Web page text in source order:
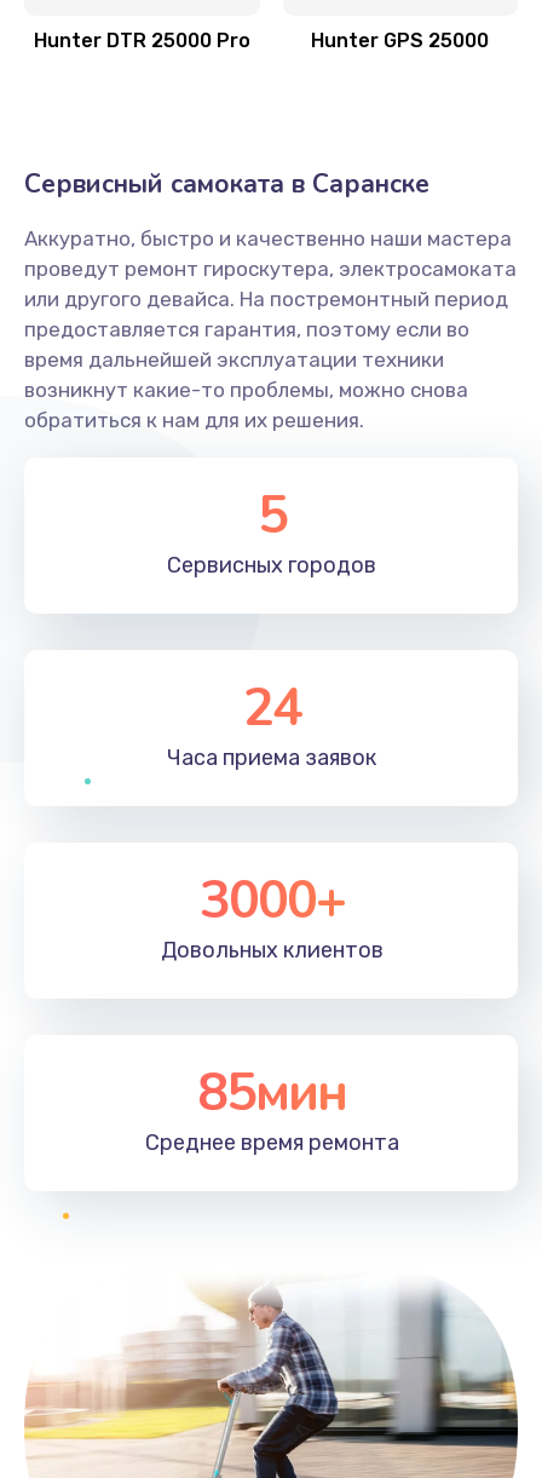
Hunter DTR 25000 Pro Hunter GPS 25000
Сервисный самоката в Саранске
Аккуратно, быстро и качественно наши мастера
проведут ремонт гироскутера, электросамоката
или другого девайса. На постремонтный период
предоставляется гарантия, поэтому если во
время дальнейшей эксплуатации техники
возникнут какие-то проблемы, можно снова
обратиться к нам для их решения.
5
Сервисных городов
24
Часа приема заявок
3000+
Довольных клиентов
85мин
Среднее время ремонта